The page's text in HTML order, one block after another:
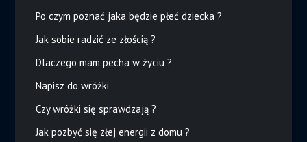
Po czym poznać jaka będzie płeć dziecka ?
Jak sobie radzić ze złością ?
Dlaczego mam pecha w życiu ?
Napisz do wróżki
Czy wróżki się sprawdzają ?
Jak pozbyć się złej energii z domu ?